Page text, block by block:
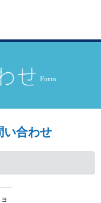
い合わせ